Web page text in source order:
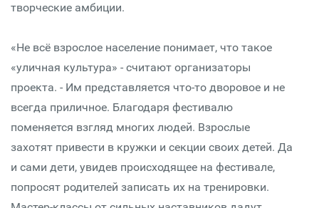
творческие амбиции.
«Не всё взрослое население понимает, что такое
«уличная культура» - считают организаторы
проекта. - Им представляется что-то дворовое и не
всегда приличное. Благодаря фестивалю
поменяется взгляд многих людей. Взрослые
захотят привести в кружки и секции своих детей. Да
и сами дети, увидев происходящее на фестивале,
попросят родителей записать их на тренировки.